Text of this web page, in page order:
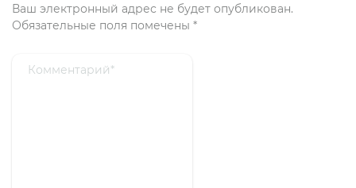
Ваш электронный адрес не будет опубликован.
Обязательные поля помечены *